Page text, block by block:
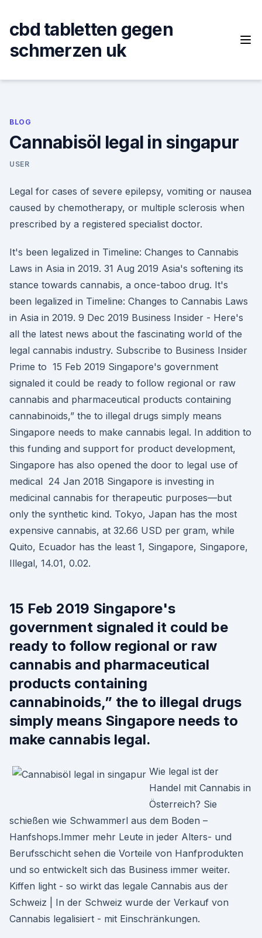
content
cbd tabletten gegen
schmerzen uk
BLOG
Cannabisöl legal in singapur
USER
Legal for cases of severe epilepsy, vomiting or nausea
caused by chemotherapy, or multiple sclerosis when
prescribed by a registered specialist doctor.
It's been legalized in Timeline: Changes to Cannabis
Laws in Asia in 2019. 31 Aug 2019 Asia's softening its
stance towards cannabis, a once-taboo drug. It's
been legalized in Timeline: Changes to Cannabis Laws
in Asia in 2019. 9 Dec 2019 Business Insider - Here's
all the latest news about the fascinating world of the
legal cannabis industry. Subscribe to Business Insider
Prime to 15 Feb 2019 Singapore's government
signaled it could be ready to follow regional or raw
cannabis and pharmaceutical products containing
cannabinoids,” the to illegal drugs simply means
Singapore needs to make cannabis legal. In addition to
this funding and support for product development,
Singapore has also opened the door to legal use of
medical 24 Jan 2018 Singapore is investing in
medicinal cannabis for therapeutic purposes—but
only the synthetic kind. Tokyo, Japan has the most
expensive cannabis, at 32.66 USD per gram, while
Quito, Ecuador has the least 1, Singapore, Singapore,
Illegal, 14.01, 0.02.
15 Feb 2019 Singapore's
government signaled it could be
ready to follow regional or raw
cannabis and pharmaceutical
products containing
cannabinoids,” the to illegal drugs
simply means Singapore needs to
make cannabis legal.
Wie legal ist der
Handel mit Cannabis in
Österreich? Sie
schießen wie Schwammerl aus dem Boden –
Hanfshops.Immer mehr Leute in jeder Alters- und
Berufsschicht sehen die Vorteile von Hanfprodukten
und so entwickelt sich das Business immer weiter.
Kiffen light - so wirkt das legale Cannabis aus der
Schweiz | In der Schweiz wurde der Verkauf von
Cannabis legalisiert - mit Einschränkungen.